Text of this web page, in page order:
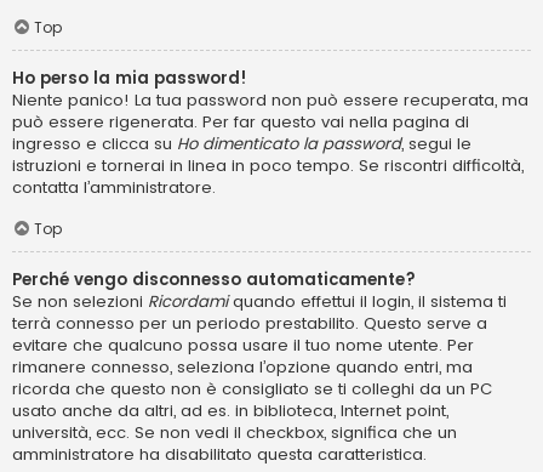
Top
Ho perso la mia password!
Niente panico! La tua password non può essere recuperata, ma
può essere rigenerata. Per far questo vai nella pagina di
ingresso e clicca su Ho dimenticato la password, segui le
istruzioni e tornerai in linea in poco tempo. Se riscontri difficoltà,
contatta l’amministratore.
Top
Perché vengo disconnesso automaticamente?
Se non selezioni Ricordamiquando effettui il login, il sistema ti
terrà connesso per un periodo prestabilito. Questo serve a
evitare che qualcuno possa usare il tuo nome utente. Per
rimanere connesso, seleziona l’opzione quando entri, ma
ricorda che questo non è consigliato se ti colleghi da un PC
usato anche da altri, ad es. in biblioteca, Internet point,
università, ecc. Se non vedi il checkbox, significa che un
amministratore ha disabilitato questa caratteristica.